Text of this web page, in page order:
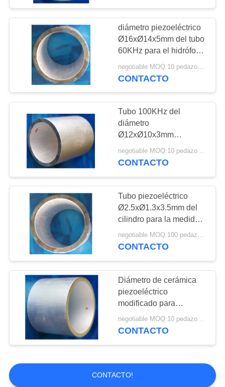
transductor de la
soldadura
ultrasónica
10
Transductor
ultrasónico del
metro de flujo
15
Transductor
ultrasónico del gas
9
diámetro piezoeléctrico
Ø16xØ14x5mm del tubo
60KHz para el hidrófono
ultrasónico
CONTACTO
Tubo 100KHz del
diámetro
Ø12xØ10x3mm
Piezoceramic con la
certificación del ISO
negotiable MOQ:10 pedazos/pedazos
CONTACTO
Tubo piezoeléctrico
Ø2.5xØ1.3x3.5mm del
cilindro para la medida
acústica de la fuente
negotiable MOQ:100 pedazos/pedazos
CONTACTO
Diámetro de cerámica
piezoeléctrico
modificado para
requisitos particulares
Ø14xØ12x4mm del tubo
negotiable MOQ:10 pedazos/pedazos
CONTACTO
CONTACTO!